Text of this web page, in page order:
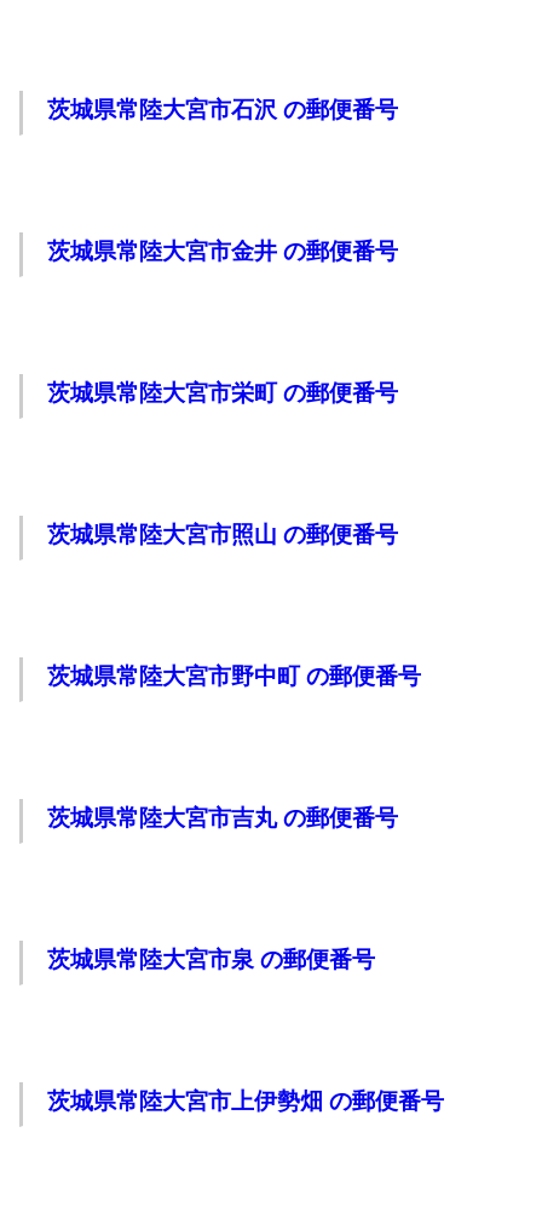
茨城県常陸大宮市石沢 の郵便番号
茨城県常陸大宮市金井 の郵便番号
茨城県常陸大宮市栄町 の郵便番号
茨城県常陸大宮市照山 の郵便番号
茨城県常陸大宮市野中町 の郵便番号
茨城県常陸大宮市吉丸 の郵便番号
茨城県常陸大宮市泉 の郵便番号
茨城県常陸大宮市上伊勢畑 の郵便番号